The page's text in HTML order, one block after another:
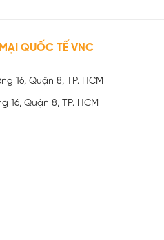
QUỐC TẾ VNC
16, Quận 8, TP. HCM
16, Quận 8, TP. HCM